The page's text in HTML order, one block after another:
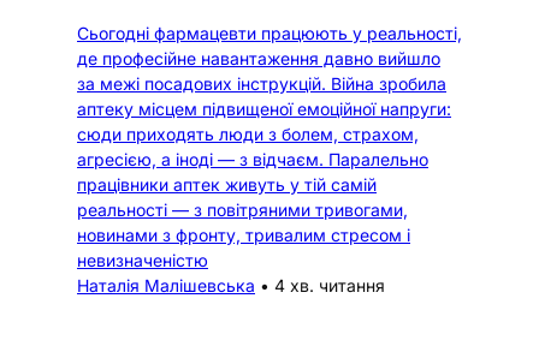
Сьогодні фармацевти працюють у реальності,
де професійне навантаження давно вийшло
за межі посадових інструкцій. Війна зробила
аптеку місцем підвищеної емоційної напруги:
сюди приходять люди з болем, страхом,
агресією, а іноді — з відчаєм. Паралельно
працівники аптек живуть у тій самій
реальності — з повітряними тривогами,
новинами з фронту, тривалим стресом і
невизначеністю
Наталія Малішевська • 4 хв. читання